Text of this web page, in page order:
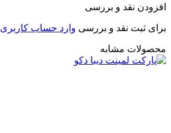
افزودن نقد و بررسی
برای ثبت نقد و بررسی وارد حساب کاربری
محصولات مشابه